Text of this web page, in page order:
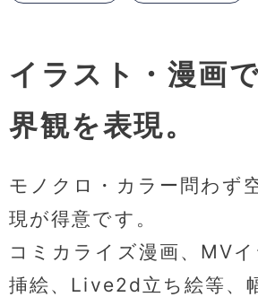
イラスト・漫画
界観を表現。
モノクロ・カラー問わず
現が得意です。
コミカライズ漫画、MV
挿絵、Live2d立ち絵等、